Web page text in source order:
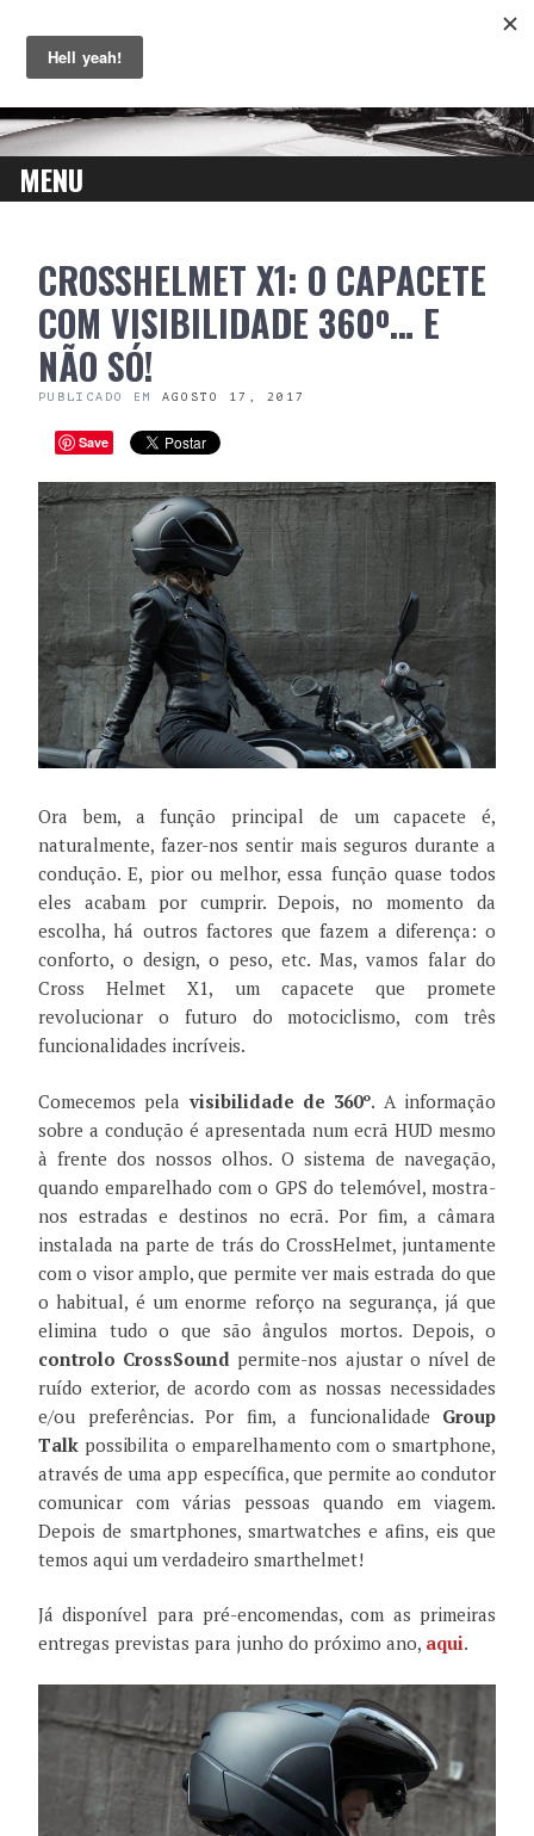
MENU
CONTENTCROSSHELMET X1: O CAPACETE
COM VISIBILIDADE 360º… E
NÃO SÓ!
PUBLICADO EM AGOSTO 17, 2017
Save
Ora bem, a função principal de um capacete é,
naturalmente, fazer-nos sentir mais seguros durante a
condução. E, pior ou melhor, essa função quase todos
eles acabam por cumprir. Depois, no momento da
escolha, há outros factores que fazem a diferença: o
conforto, o design, o peso, etc. Mas, vamos falar do
Cross Helmet X1, um capacete que promete
revolucionar o futuro do motociclismo, com três
funcionalidades incríveis.
Comecemos pela visibilidade de 360º. A informação
sobre a condução é apresentada num ecrã HUD mesmo
à frente dos nossos olhos. O sistema de navegação,
quando emparelhado com o GPS do telemóvel, mostra-
nos estradas e destinos no ecrã. Por fim, a câmara
instalada na parte de trás do CrossHelmet, juntamente
com o visor amplo, que permite ver mais estrada do que
o habitual, é um enorme reforço na segurança, já que
elimina tudo o que são ângulos mortos. Depois, o
controlo CrossSound permite-nos ajustar o nível de
ruído exterior, de acordo com as nossas necessidades
e/ou preferências. Por fim, a funcionalidade Group
Talk possibilita o emparelhamento com o smartphone,
através de uma app específica, que permite ao condutor
comunicar com várias pessoas quando em viagem.
Depois de smartphones, smartwatches e afins, eis que
temos aqui um verdadeiro smarthelmet!
Já disponível para pré-encomendas, com as primeiras
entregas previstas para junho do próximo ano, aqui.